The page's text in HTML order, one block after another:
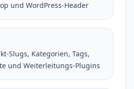
und WordPress-Header
Slugs, Kategorien, Tags,
und Weiterleitungs-Plugins